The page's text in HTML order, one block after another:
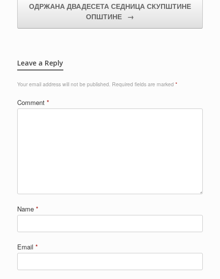
ОДРЖАНА ДВАДЕСЕТА СЕДНИЦА СКУПШТИНЕ
ОПШТИНЕ →
Leave a Reply
Your email address will not be published. Required fields are marked *
Comment *
Name *
Email *